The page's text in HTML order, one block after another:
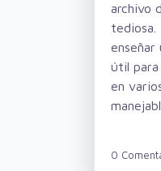
archivo
tediosa.
enseñar
útil para
en
0